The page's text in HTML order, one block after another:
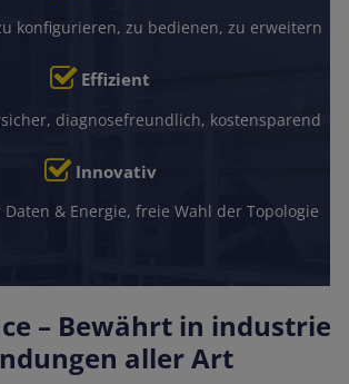
konfigurieren, zu bedienen, zu erweitern
Effizient
diagnosefreundlich, kostensparend
Innovativ
& Energie, freie Wahl der Topologie
– Bewährt in industrie
aller Art